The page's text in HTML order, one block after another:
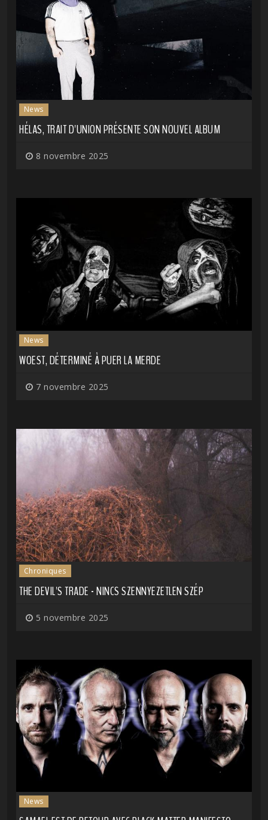
News
HÉLAS, TRAIT D'UNION PRÉSENTE SON NOUVEL ALBUM
8 novembre 2025
News
WOEST, DÉTERMINÉ À PUER LA MERDE
7 novembre 2025
Chroniques
THE DEVIL'S TRADE - NINCS SZENNYEZETLEN SZÉP
5 novembre 2025
News